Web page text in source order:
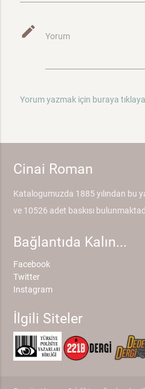
mode_edit Yorum
Yorum yazmak için buraya
Cinai Roman
Katalogumuzda 1885 yılından bu
ve 10526 adet baskısı
Bağlantıda Kalın...
Facebook
Twitter
Instagram
İlgili Siteler